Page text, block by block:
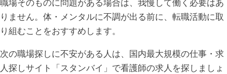
職場そのものに問題がある場合は、我慢して働く必要はあ
りません。体・メンタルに不調が出る前に、転職活動に取
り組むことをおすすめします。
次の職場探しに不安がある人は、国内最大規模の仕事・求
人探しサイト「スタンバイ」で看護師の求人を探しましょ